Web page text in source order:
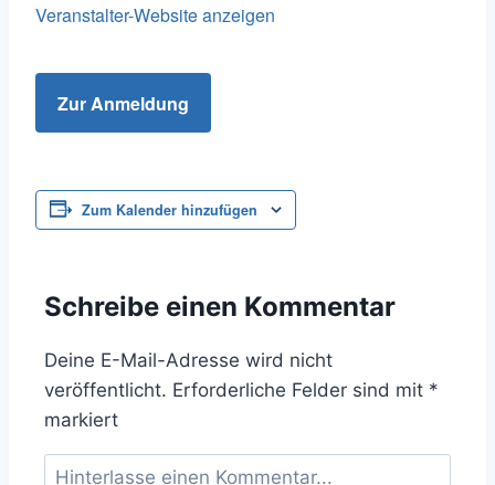
Veranstalter-Website anzeigen
Zur Anmeldung
Zum Kalender hinzufügen
Schreibe einen Kommentar
Deine E-Mail-Adresse wird nicht
veröffentlicht. Erforderliche Felder sind mit *
markiert